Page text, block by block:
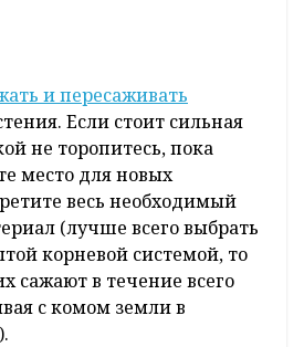
и пересаживать
Если стоит сильная
не торопитесь, пока
место для новых
весь необходимый
(лучше всего выбрать
корневой системой, то
сажают в течение всего
с комом земли в